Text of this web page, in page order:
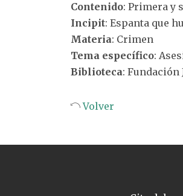
Contenido: Primera y
Incipit: Espanta que
Materia: Crimen
Tema específico:
Biblioteca: Fundación
Volver